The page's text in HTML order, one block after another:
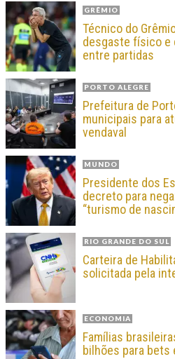
GRÊMIO
Técnico do
desgaste físico e
entre partidas
PORTO ALEGRE
Prefeitura de
municipais para
vendaval
MUNDO
Presidente dos
decreto para
“turismo de
RIO GRANDE DO SUL
Carteira de
solicitada pela
ECONOMIA
Famílias
bilhões para bets